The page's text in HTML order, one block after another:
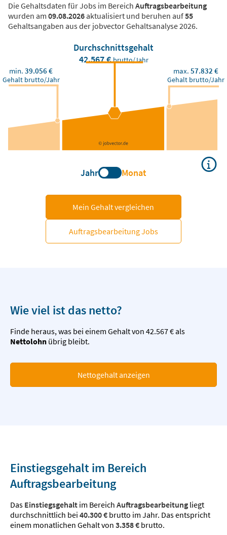
Die Gehaltsdaten für Jobs im Bereich Auftragsbearbeitung
wurden am 09.08.2026aktualisiert und beruhen auf55
Gehaltsangaben aus der jobvector Gehaltsanalyse 2026.
Durchschnittsgehalt
42.567 €brutto/Jahr
min.39.056 €
Gehalt brutto/Jahr
max.57.832 €
Gehalt brutto/Jahr
Jahr Monat
Mein Gehalt vergleichen
Auftragsbearbeitung Jobs
Wie viel ist das netto?
Finde heraus, was bei einem Gehalt von 42.567 € als
Nettolohn übrig bleibt.
Nettogehalt anzeigen
Einstiegsgehalt im Bereich
Auftragsbearbeitung
Das Einstiegsgehalt im Bereich Auftragsbearbeitung liegt
durchschnittlich bei 40.300 € brutto im Jahr. Das entspricht
einem monatlichen Gehalt von 3.358 € brutto.